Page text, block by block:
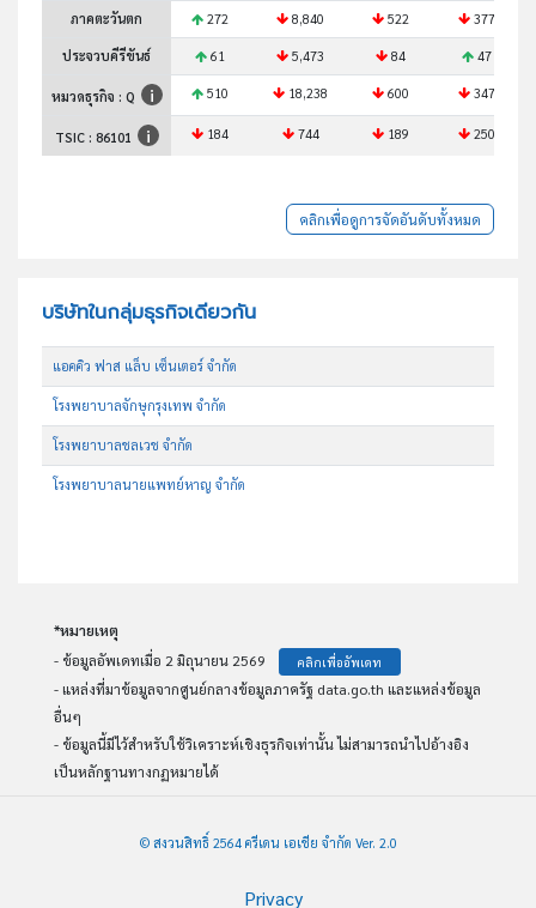
ภาคตะวันตก 272 8,840 522 377
ประจวบคีรีขันธ์ 61 5,473 84 47
หมวดธุรกิจ : Q 510 18,238 600 347
TSIC : 86101 184 744 189 250
คลิกเพื่อดูการจัดอันดับทั้งหมด
บริษัทในกลุ่มธุรกิจเดียวกัน
แอคคิว ฟาส แล็บ เซ็นเตอร์ จำกัด
โรงพยาบาลจักษุกรุงเทพ จำกัด
โรงพยาบาลชลเวช จำกัด
โรงพยาบาลนายแพทย์หาญ จำกัด
*หมายเหตุ
- ข้อมูลอัพเดทเมื่อ 2 มิถุนายน 2569
คลิกเพื่ออัพเดท
- แหล่งที่มาข้อมูลจากศูนย์กลางข้อมูลภาครัฐ data.go.th และแหล่งข้อมูล
อื่นๆ
- ข้อมูลนี้มีไว้สำหรับใช้วิเคราะห์เชิงธุรกิจเท่านั้น ไม่สามารถนำไปอ้างอิง
เป็นหลักฐานทางกฏหมายได้
© สงวนสิทธิ์ 2564 ครีเดน เอเชีย จำกัด Ver. 2.0
Privacy